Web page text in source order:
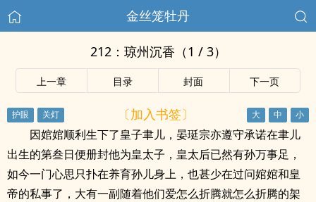
金丝笼牡丹
212：琼州沉香（1 / 3）
上一章 目录 封面 下一页
〔加入书签〕
因婠婠顺利生下了皇子聿儿，晏珽宗亦遵守承诺在聿儿
出生的第叁日便册封他为皇太子，皇太后已然有孙万事足，
如今一门心思只扑在养育孙儿身上，也甚少在过问婠婠和皇
帝的私事了，大有一副随着他们爱怎么折腾就怎么折腾的架